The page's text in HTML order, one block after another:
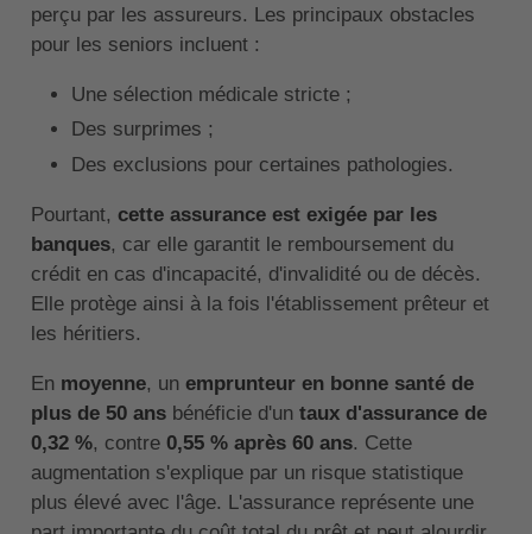
perçu par les assureurs. Les principaux obstacles
pour les seniors incluent :
Une sélection médicale stricte ;
Des surprimes ;
Des exclusions pour certaines pathologies.
Pourtant, cette assurance est exigée par les
banques, car elle garantit le remboursement du
crédit en cas d'incapacité, d'invalidité ou de décès.
Elle protège ainsi à la fois l'établissement prêteur et
les héritiers.
En moyenne, un emprunteur en bonne santé de
plus de 50 ansbénéficie d'un taux d'assurance de
0,32 %, contre 0,55 % après 60 ans. Cette
augmentation s'explique par un risque statistique
plus élevé avec l'âge. L'assurance représente une